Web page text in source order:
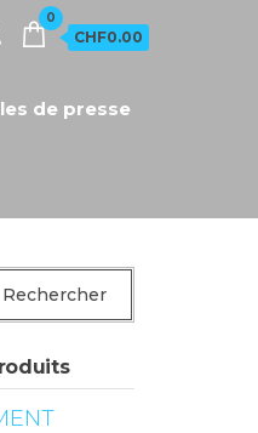
0
CHF0.00
de presse